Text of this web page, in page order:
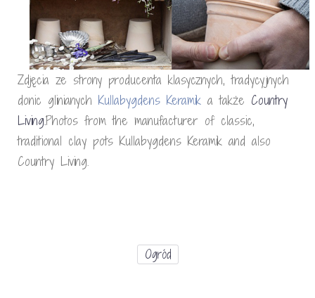
Zdjęcia ze strony producenta klasycznych, tradycyjnych
donic glinianych Kullabygdens Keramik a także Country
Living.Photos from the manufacturer of classic,
traditional clay pots Kullabygdens Keramik and also
Country Living.
Ogród